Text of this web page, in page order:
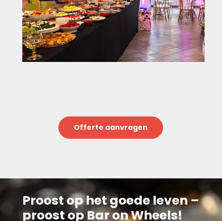
Offerte aanvragen
Proost op het goede leven –
proost op Bar on Wheels!